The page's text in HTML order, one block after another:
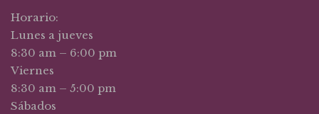
Horario:
Lunes a jueves
8:30 am – 6:00 pm
Viernes
8:30 am – 5:00 pm
Sábados